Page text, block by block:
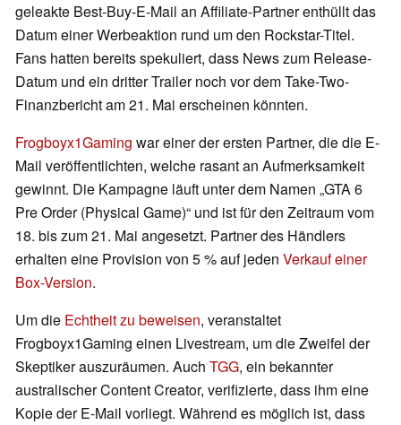
geleakte Best-Buy-E-Mail an Affiliate-Partner enthüllt das
Datum einer Werbeaktion rund um den Rockstar-Titel.
Fans hatten bereits spekuliert, dass News zum Release-
Datum und ein dritter Trailer noch vor dem Take-Two-
Finanzbericht am 21. Mai erscheinen könnten.
Frogboyx1Gaming war einer der ersten Partner, die die E-
Mail veröffentlichten, welche rasant an Aufmerksamkeit
gewinnt. Die Kampagne läuft unter dem Namen „GTA 6
Pre Order (Physical Game)“ und ist für den Zeitraum vom
18. bis zum 21. Mai angesetzt. Partner des Händlers
erhalten eine Provision von 5 % auf jeden Verkauf einer
Box-Version.
Um die Echtheit zu beweisen, veranstaltet
Frogboyx1Gaming einen Livestream, um die Zweifel der
Skeptiker auszuräumen. Auch TGG, ein bekannter
australischer Content Creator, verifizierte, dass ihm eine
Kopie der E-Mail vorliegt. Während es möglich ist, dass